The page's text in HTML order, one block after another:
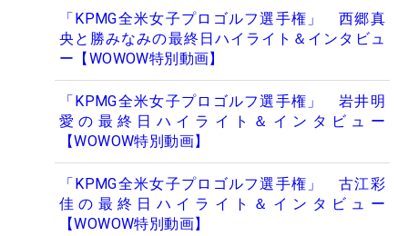
「KPMG全米女子プロゴルフ選手権」 西郷真
央と勝みなみの最終日ハイライト＆インタビュ
ー【WOWOW特別動画】
「KPMG全米女子プロゴルフ選手権」 岩井明
愛の最終日ハイライト＆インタビュー
【WOWOW特別動画】
「KPMG全米女子プロゴルフ選手権」 古江彩
佳の最終日ハイライト＆インタビュー
【WOWOW特別動画】